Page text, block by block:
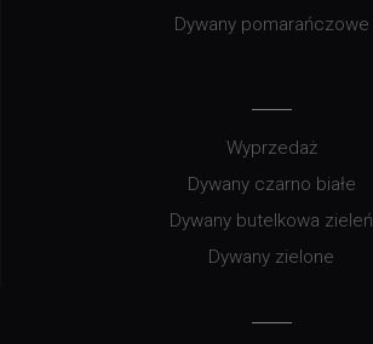
Dywany pomarańczowe
Wyprzedaż
Dywany czarno białe
Dywany butelkowa zieleń
Dywany zielone